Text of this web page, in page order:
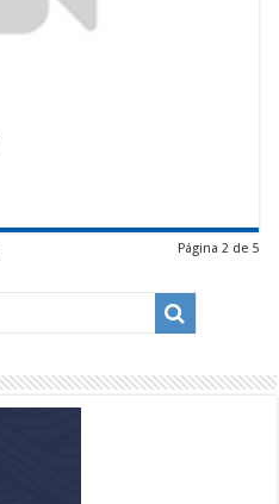
Página 2 de 5